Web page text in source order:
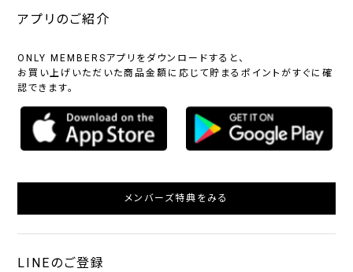
アプリのご紹介
ONLY MEMBERSアプリをダウンロードすると、
お買い上げいただいた商品金額に応じて貯まるポイントがすぐに確
認できます。
メンバーズ特典をみる
LINEのご登録